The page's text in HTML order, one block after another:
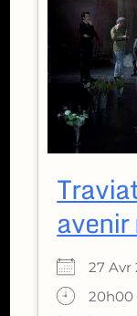
27 Avr
20h00